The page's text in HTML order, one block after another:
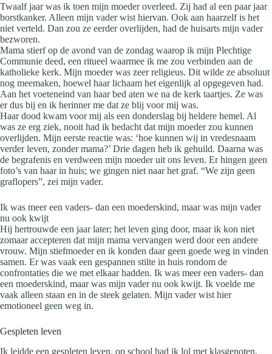
Twaalf jaar was ik toen mijn moeder overleed. Zij had al een paar jaar
borstkanker. Alleen mijn vader wist hiervan. Ook aan haarzelf is het
niet verteld. Dan zou ze eerder overlijden, had de huisarts mijn vader
bezworen.
Mama stierf op de avond van de zondag waarop ik mijn Plechtige
Communie deed, een ritueel waarmee ik me zou verbinden aan de
katholieke kerk. Mijn moeder was zeer religieus. Dit wilde ze absoluut
nog meemaken, hoewel haar lichaam het eigenlijk al opgegeven had.
Aan het voeteneind van haar bed aten we na de kerk taartjes. Ze was
er dus bij en ik herinner me dat ze blij voor mij was.
Haar dood kwam voor mij als een donderslag bij heldere hemel. Al
was ze erg ziek, nooit had ik bedacht dat mijn moeder zou kunnen
overlijden. Mijn eerste reactie was: ‘hoe kunnen wij in vredesnaam
verder leven, zonder mama?’ Drie dagen heb ik gehuild. Daarna was
de begrafenis en verdween mijn moeder uit ons leven. Er hingen geen
foto’s van haar in huis; we gingen niet naar het graf. “We zijn geen
graflopers”, zei mijn vader.
Ik was meer een vaders- dan een moederskind, maar was mijn vader
nu ook kwijt
Hij hertrouwde een jaar later; het leven ging door, maar ik kon niet
zomaar accepteren dat mijn mama vervangen werd door een andere
vrouw. Mijn stiefmoeder en ik konden daar geen goede weg in vinden
samen. Er was vaak een gespannen stilte in huis rondom de
confrontaties die we met elkaar hadden. Ik was meer een vaders- dan
een moederskind, maar was mijn vader nu ook kwijt. Ik voelde me
vaak alleen staan en in de steek gelaten. Mijn vader wist hier
emotioneel geen weg in.
Gespleten leven
Ik leidde een gespleten leven, op school had ik lol met klasgenoten,